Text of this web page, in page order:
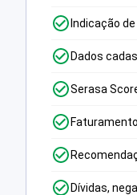
Indicação
Dados
Serasa
Dívidas,